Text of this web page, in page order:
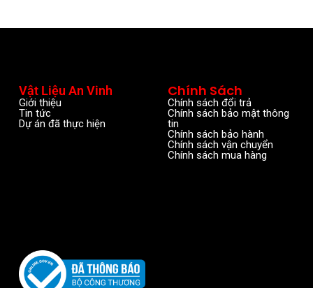
Vật Liệu An Vinh
Giới thiệu
Tin tức
Dự án đã thực hiện
Chính Sách
Chính sách đổi trả
Chính sách bảo mật thông
tin
Chính sách bảo hành
Chính sách vận chuyển
Chính sách mua hàng